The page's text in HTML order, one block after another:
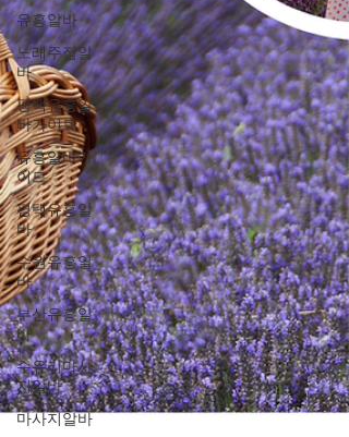
유흥알바
노래주점알
바
평택유흥알
바가이드
유흥알바가
이드
평택유흥알
바
수원유흥알
바
부산유흥알
바
수유리마사
지알바
마사지알바